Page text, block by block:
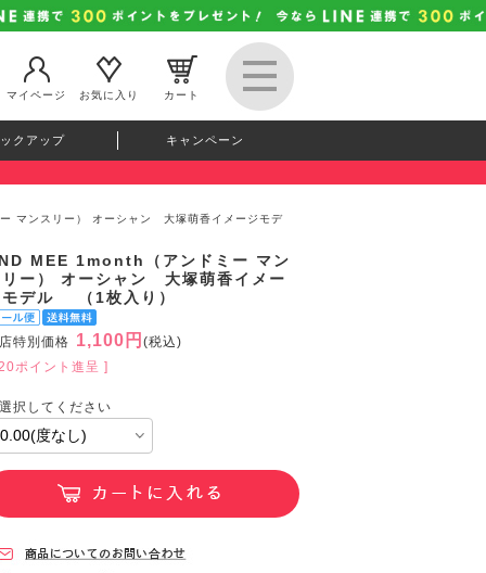
マイページ お気に入り カート
クアップ キャンペーン
マンスリー） オーシャン 大塚萌香イメージモデ
MEE 1month（アンドミー マン
リー） オーシャン 大塚萌香イメー
モデル （1枚入り）
特別価格 1,100円 (税込)
ポイント進呈 ]